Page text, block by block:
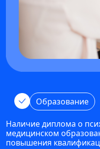
Образование
Наличие диплома о
медицинском
повышения